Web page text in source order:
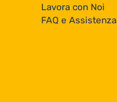
Lavora con Noi
FAQ e Assistenza